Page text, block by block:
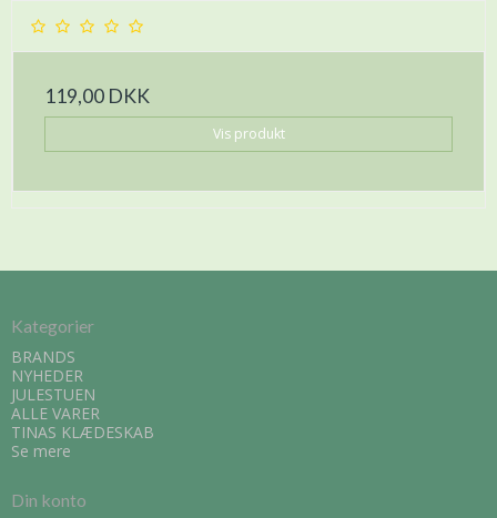
119,00 DKK
Vis produkt
Kategorier
BRANDS
NYHEDER
JULESTUEN
ALLE VARER
TINAS KLÆDESKAB
Se mere
Din konto